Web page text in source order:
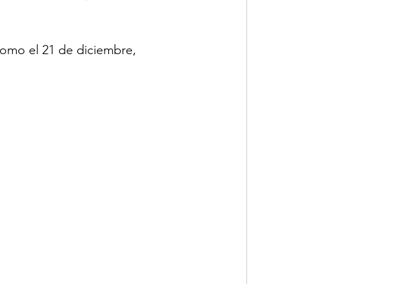
el 21 de diciembre,